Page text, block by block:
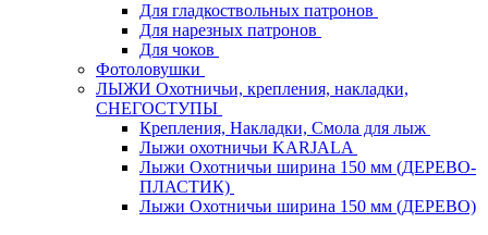
Для гладкоствольных патронов
Для нарезных патронов
Для чоков
Фотоловушки
ЛЫЖИ Охотничьи, крепления, накладки,
СНЕГОСТУПЫ
Крепления, Накладки, Смола для лыж
Лыжи охотничьи KARJALA
Лыжи Охотничьи ширина 150 мм (ДЕРЕВО-
ПЛАСТИК)
Лыжи Охотничьи ширина 150 мм (ДЕРЕВО)